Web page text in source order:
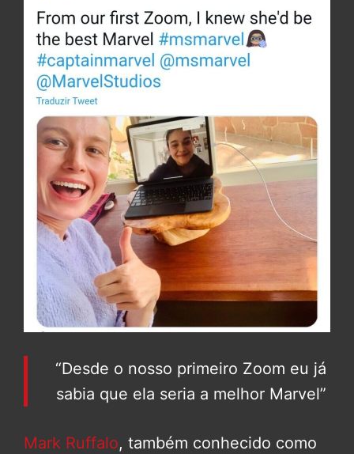
“Desde o nosso primeiro Zoom eu já
sabia que ela seria a melhor Marvel”
Mark Ruffalo, também conhecido como